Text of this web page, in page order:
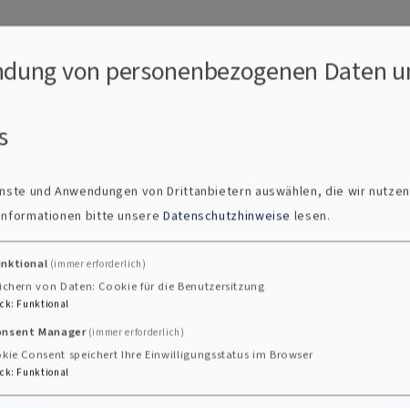
des Öffentlichen Rechts, vertreten durch Dekan Andreas Müller.
von personenbezogenen Daten
und Anwendungen von Drittanbietern auswählen, die wir
bitte unsere Datenschutzhinweise lesen.
(immer erforderlich)
von Daten: Cookie für die Benutzersitzung
: Funktional
Manager (immer erforderlich)
Consent speichert Ihre Einwilligungsstatus im Browser
: Funktional